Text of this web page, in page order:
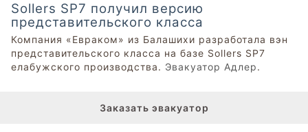
Sollers SP7 получил версию
представительского класса
Компания «Евраком» из Балашихи разработала вэн
представительского класса на базе Sollers SP7
елабужского производства. Эвакуатор Адлер.
Заказать эвакуатор